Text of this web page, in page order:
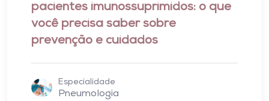
pacientes imunossuprimidos: o que
você precisa saber sobre
prevenção e cuidados
Especialidade
Pneumologia